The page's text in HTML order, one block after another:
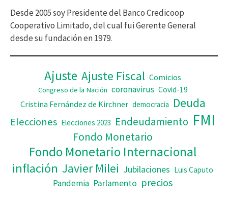
d
e
o
Desde 2005 soy Presidente del Banco Credicoop
Cooperativo Limitado, del cual fui Gerente General
desde su fundación en 1979.
Ajuste Ajuste Fiscal Comicios
Congreso de la Nación coronavirus Covid-19
Cristina Fernández de Kirchner democracia Deuda
Elecciones Elecciones 2023 Endeudamiento FMI
Fondo Monetario
Fondo Monetario Internacional
inflación Javier Milei Jubilaciones Luis Caputo
Pandemia Parlamento precios